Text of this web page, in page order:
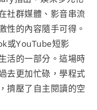
社群媒體、影音串流
性的內容隨手可得。
或YouTube短影
活的一部分。這場時
去更加忙碌，學程式
擠壓了自主閱讀的空